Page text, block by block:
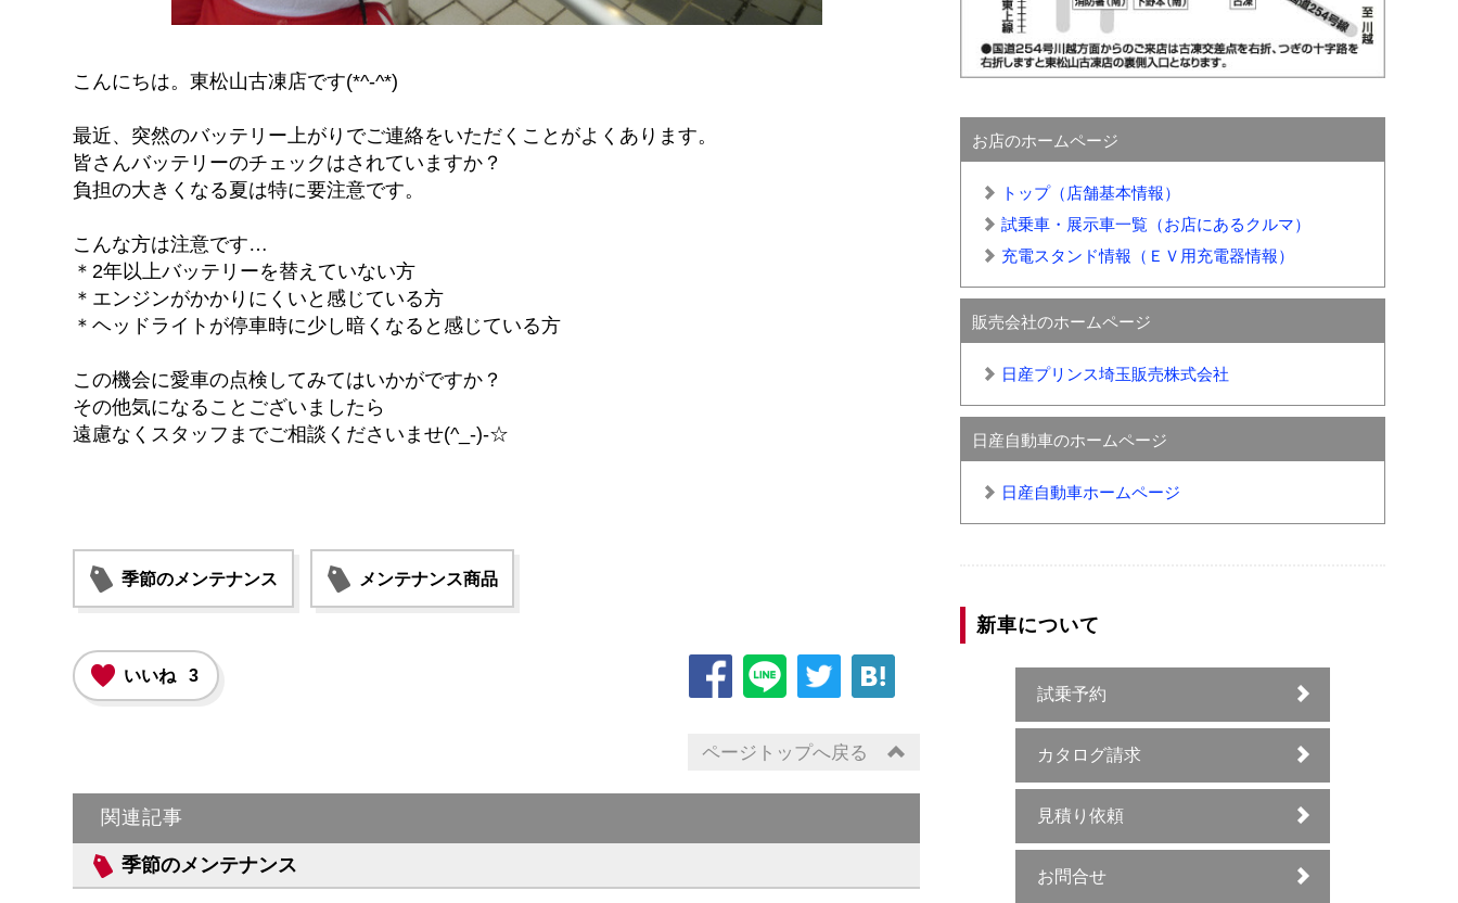
こんにちは。東松山古凍店です(*^-^*)
最近、突然のバッテリー上がりでご連絡をいただくことがよくあります。
皆さんバッテリーのチェックはされていますか？
負担の大きくなる夏は特に要注意です。
こんな方は注意です…
＊2年以上バッテリーを替えていない方
＊エンジンがかかりにくいと感じている方
＊ヘッドライトが停車時に少し暗くなると感じている方
この機会に愛車の点検してみてはいかがですか？
その他気になることございましたら
遠慮なくスタッフまでご相談くださいませ(^_-)-☆
季節のメンテナンス メンテナンス商品
いいね 3
ページトップへ戻る
関連記事
季節のメンテナンス
お店のホームページ
トップ（店舗基本情報）
試乗車・展示車一覧（お店にあるクルマ）
充電スタンド情報（ＥＶ用充電器情報）
販売会社のホームページ
日産プリンス埼玉販売株式会社
日産自動車のホームページ
日産自動車ホームページ
新車について
試乗予約
カタログ請求
見積り依頼
お問合せ